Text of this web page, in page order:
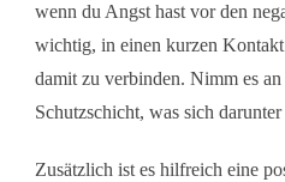
wenn du Angst hast vor den
wichtig, in einen kurzen
damit zu verbinden. Nimm es an
Schutzschicht, was sich
Zusätzlich ist es hilfreich eine